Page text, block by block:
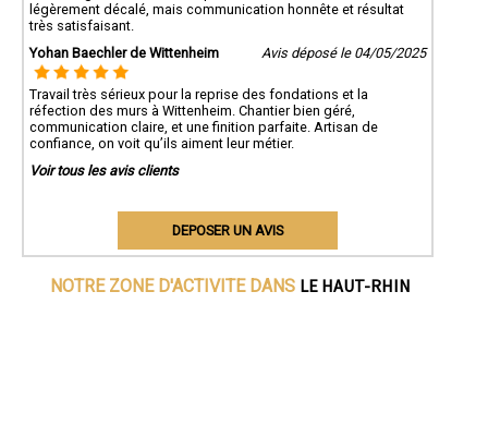
légèrement décalé, mais communication honnête et résultat
très satisfaisant.
Yohan Baechler de Wittenheim
Avis déposé le 04/05/2025
Travail très sérieux pour la reprise des fondations et la
réfection des murs à Wittenheim. Chantier bien géré,
communication claire, et une finition parfaite. Artisan de
confiance, on voit qu’ils aiment leur métier.
Voir tous les avis clients
DEPOSER UN AVIS
NOTRE ZONE D'ACTIVITE DANS LE HAUT-RHIN